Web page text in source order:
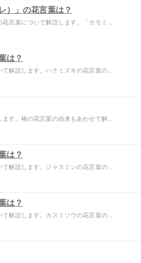
）」の花言葉は？
花言葉について解説します。「カモミ...
は？
て解説します。ハナミズキの花言葉の...
ます。椿の花言葉の由来もあわせて解...
は？
て解説します。ジャスミンの花言葉の...
は？
て解説します。カスミソウの花言葉の...